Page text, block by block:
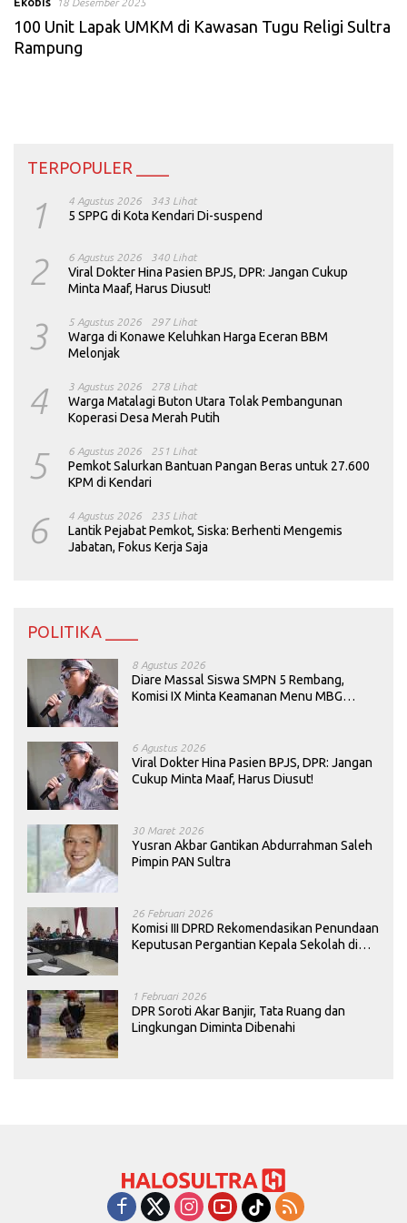
18 Desember 2025
100 Unit Lapak UMKM di Kawasan Tugu Religi Sultra
Rampung
TERPOPULER ____
1 4 Agustus 2026 343 Lihat
5 SPPG di Kota Kendari Di-suspend
2 6 Agustus 2026 340 Lihat
Viral Dokter Hina Pasien BPJS, DPR: Jangan Cukup
Minta Maaf, Harus Diusut!
3 5 Agustus 2026 297 Lihat
Warga di Konawe Keluhkan Harga Eceran BBM
Melonjak
4 3 Agustus 2026 278 Lihat
Warga Matalagi Buton Utara Tolak Pembangunan
Koperasi Desa Merah Putih
5 6 Agustus 2026 251 Lihat
Pemkot Salurkan Bantuan Pangan Beras untuk 27.600
KPM di Kendari
6 4 Agustus 2026 235 Lihat
Lantik Pejabat Pemkot, Siska: Berhenti Mengemis
Jabatan, Fokus Kerja Saja
POLITIKA ____
8 Agustus 2026
Diare Massal Siswa SMPN 5 Rembang,
Komisi IX Minta Keamanan Menu MBG
6 Agustus 2026
Viral Dokter Hina Pasien BPJS, DPR: Jangan
Cukup Minta Maaf, Harus Diusut!
30 Maret 2026
Yusran Akbar Gantikan Abdurrahman Saleh
Pimpin PAN Sultra
26 Februari 2026
Komisi III DPRD Rekomendasikan Penundaan
Keputusan Pergantian Kepala Sekolah di
1 Februari 2026
DPR Soroti Akar Banjir, Tata Ruang dan
Lingkungan Diminta Dibenahi